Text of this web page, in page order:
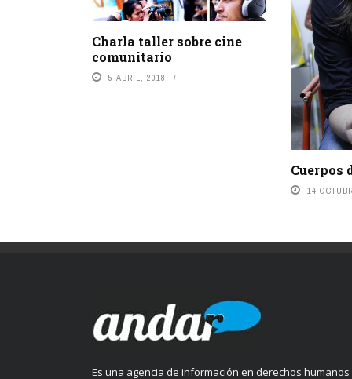
Charla taller sobre cine
comunitario
5 ABRIL, 2018
Cuerpos
14
Es una agencia de información en derechos humanos